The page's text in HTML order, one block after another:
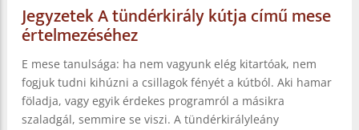
Jegyzetek A tündérkirály kútja című mese
értelmezéséhez
E mese tanulsága: ha nem vagyunk elég kitartóak, nem
fogjuk tudni kihúzni a csillagok fényét a kútból. Aki hamar
föladja, vagy egyik érdekes programról a másikra
szaladgál, semmire se viszi. A tündérkirályleány